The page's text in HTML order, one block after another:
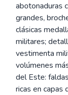
abotonaduras
grandes,
clásicas
militares;
vestimenta
volúmenes
del Este:
ricas en capas